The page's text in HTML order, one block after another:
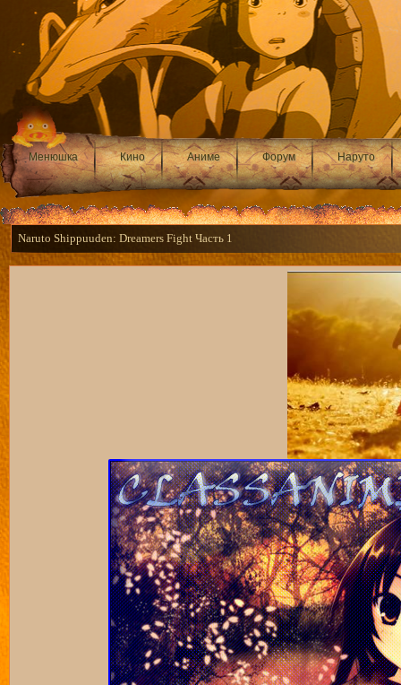
Менюшка Кино Аниме Форум Наруто
Naruto Shippuuden: Dreamers Fight Часть 1